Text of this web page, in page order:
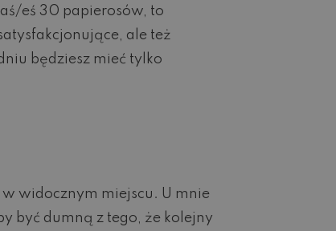
eś 30 papierosów, to
ale też
będziesz mieć tylko
widocznym miejscu. U mnie
być dumną z tego, że kolejny